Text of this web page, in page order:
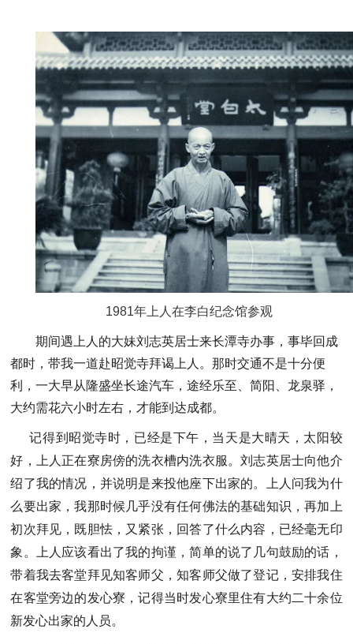
1981年上人在李白纪念馆参观
期间遇上人的大妹刘志英居士来长潭寺办事，事毕回成
都时，带我一道赴昭觉寺拜谒上人。那时交通不是十分便
利，一大早从隆盛坐长途汽车，途经乐至、简阳、龙泉驿，
大约需花六小时左右，才能到达成都。
记得到昭觉寺时，已经是下午，当天是大晴天，太阳较
好，上人正在寮房傍的洗衣槽内洗衣服。刘志英居士向他介
绍了我的情况，并说明是来投他座下出家的。上人问我为什
么要出家，我那时候几乎没有任何佛法的基础知识，再加上
初次拜见，既胆怯，又紧张，回答了什么内容，已经毫无印
象。上人应该看出了我的拘谨，简单的说了几句鼓励的话，
带着我去客堂拜见知客师父，知客师父做了登记，安排我住
在客堂旁边的发心寮，记得当时发心寮里住有大约二十余位
新发心出家的人员。